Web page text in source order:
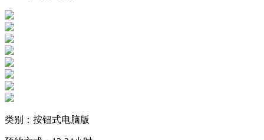
类别：按钮式电脑版